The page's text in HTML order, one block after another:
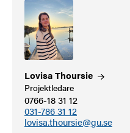
LovisaThoursie
Projektledare
0766-18 31 12
031-786 31 12
lovisa.thoursie@gu.se